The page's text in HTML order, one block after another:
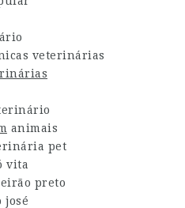
veterinárias
animais
pet
vita
preto
josé